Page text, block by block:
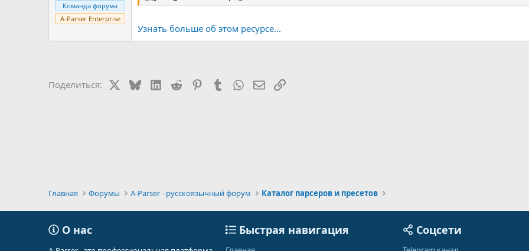
Команда форума
A-Parser Enterprise
Узнать больше об этом ресурсе...
Поделиться: BlueskyLinkedIn
Reddit PinterestTumblrWhatsAppЭлектронная почта
Ссылка
Главная Форумы A-Parser - русскоязычный форум Каталог парсеров и пресетов
О нас Быстрая навигация Соцсети